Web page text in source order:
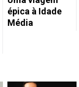
épica à Idade
Média